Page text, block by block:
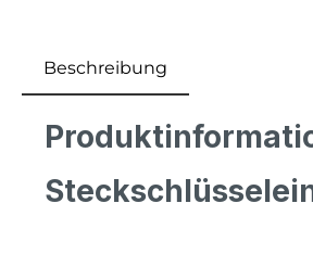
Beschreibung